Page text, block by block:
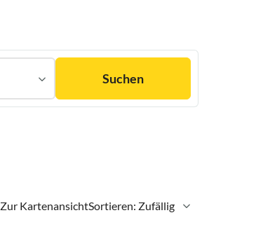
Suchen
Zur KartenansichtSortieren: Zufällig